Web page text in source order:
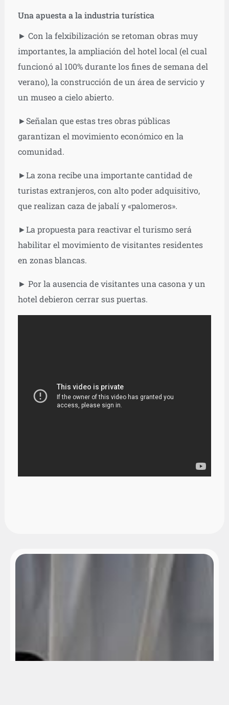
Una apuesta a la industria turística
► Con la felxibilización se retoman obras muy
importantes, la ampliación del hotel local (el cual
funcionó al 100% durante los fines de semana del
verano), la construcción de un área de servicio y
un museo a cielo abierto.
►Señalan que estas tres obras públicas
garantizan el movimiento económico en la
comunidad.
►La zona recibe una importante cantidad de
turistas extranjeros, con alto poder adquisitivo,
que realizan caza de jabalí y «palomeros».
►La propuesta para reactivar el turismo será
habilitar el movimiento de visitantes residentes
en zonas blancas.
► Por la ausencia de visitantes una casona y un
hotel debieron cerrar sus puertas.